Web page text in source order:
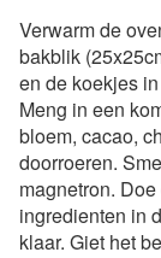
Verwarm de
bakblik
en de koekjes
Meng in een
bloem, cacao,
doorroeren.
magnetron.
ingredienten in
klaar. Giet het